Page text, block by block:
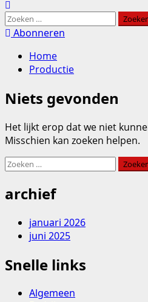
Zoeken
naar:
Abonneren
Home
Productie
Niets gevonden
Het lijkt erop dat we niet
Misschien kan zoeken helpen.
Zoeken
archief
januari 2026
juni 2025
Snelle links
Algemeen